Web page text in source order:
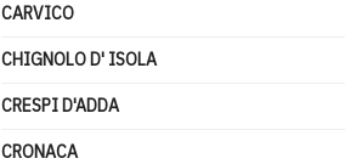
CARVICO
CHIGNOLO D' ISOLA
CRESPI D'ADDA
CRONACA